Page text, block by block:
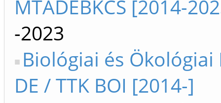
MTADEBKCS [2014-
-2023
Biológiai és
DE / TTK BOI [2014-]